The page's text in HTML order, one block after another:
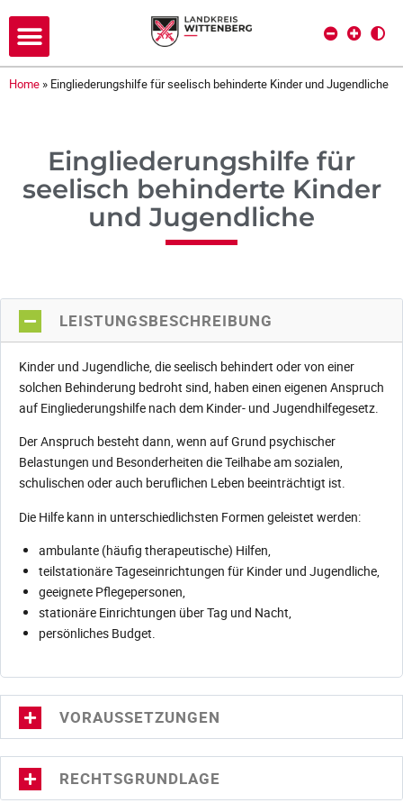
Home » Eingliederungshilfe für seelisch behinderte Kinder und Jugendliche
Eingliederungshilfe für
seelisch behinderte Kinder
und Jugendliche
LEISTUNGSBESCHREIBUNG
Kinder und Jugendliche, die seelisch behindert oder von einer
solchen Behinderung bedroht sind, haben einen eigenen Anspruch
auf Eingliederungshilfe nach dem Kinder- und Jugendhilfegesetz.
Der Anspruch besteht dann, wenn auf Grund psychischer
Belastungen und Besonderheiten die Teilhabe am sozialen,
schulischen oder auch beruflichen Leben beeinträchtigt ist.
Die Hilfe kann in unterschiedlichsten Formen geleistet werden:
ambulante (häufig therapeutische) Hilfen,
teilstationäre Tageseinrichtungen für Kinder und Jugendliche,
geeignete Pflegepersonen,
stationäre Einrichtungen über Tag und Nacht,
persönliches Budget.
VORAUSSETZUNGEN
RECHTSGRUNDLAGE